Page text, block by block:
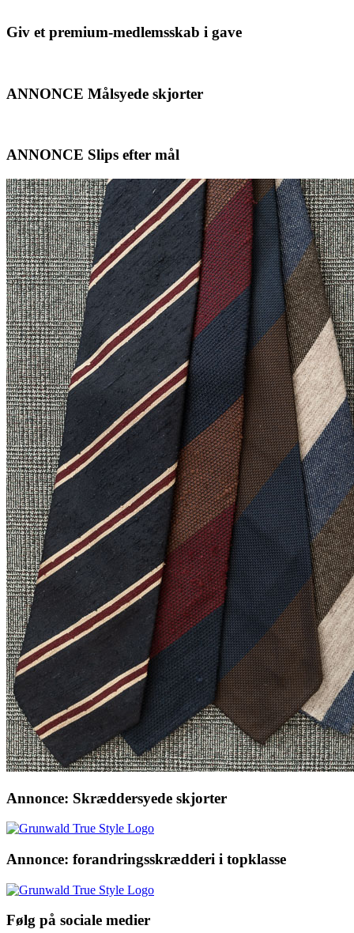
Giv et premium-medlemsskab i gave
ANNONCE Målsyede skjorter
ANNONCE Slips efter mål
Annonce: Skræddersyede skjorter
Annonce: forandringsskrædderi i topklasse
Følg på sociale medier